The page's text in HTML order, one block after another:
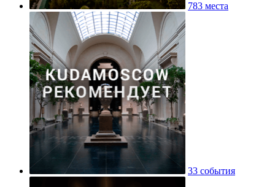
783 места
33 события